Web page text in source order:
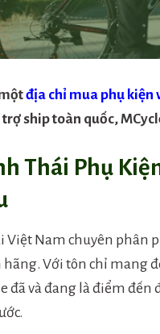
địa chỉ mua phụ kiện
ship toàn quốc,
Thái Phụ
Việt Nam chuyên phân
hãng. Với tôn chỉ
đã và đang là điểm